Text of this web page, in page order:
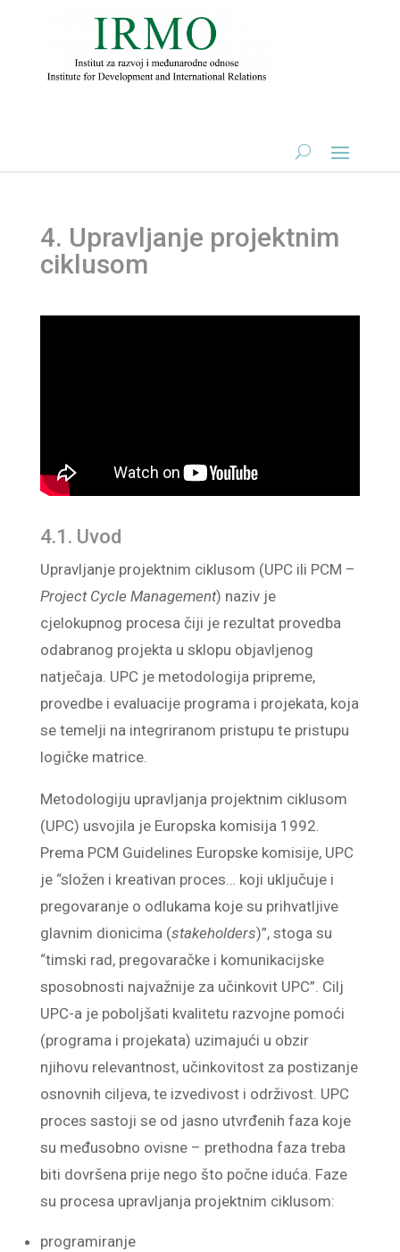
4. Upravljanje projektnim
ciklusom
4.1. Uvod
Upravljanje projektnim ciklusom (UPC ili PCM –
Project Cycle Management) naziv je
cjelokupnog procesa čiji je rezultat provedba
odabranog projekta u sklopu objavljenog
natječaja. UPC je metodologija pripreme,
provedbe i evaluacije programa i projekata, koja
se temelji na integriranom pristupu te pristupu
logičke matrice.
Metodologiju upravljanja projektnim ciklusom
(UPC) usvojila je Europska komisija 1992.
Prema PCM Guidelines Europske komisije, UPC
je “složen i kreativan proces… koji uključuje i
pregovaranje o odlukama koje su prihvatljive
glavnim dionicima (stakeholders)”, stoga su
“timski rad, pregovaračke i komunikacijske
sposobnosti najvažnije za učinkovit UPC”. Cilj
UPC-a je poboljšati kvalitetu razvojne pomoći
(programa i projekata) uzimajući u obzir
njihovu relevantnost, učinkovitost za postizanje
osnovnih ciljeva, te izvedivost i održivost. UPC
proces sastoji se od jasno utvrđenih faza koje
su međusobno ovisne – prethodna faza treba
biti dovršena prije nego što počne iduća. Faze
su procesa upravljanja projektnim ciklusom:
programiranje